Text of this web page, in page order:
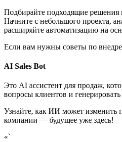
Подбирайте подходящие решения
Начните с небольшого проекта,
расширяйте автоматизацию на
Если вам нужны советы по
AI Sales Bot
Это AI ассистент для продаж,
вопросы клиентов и
Узнайте, как ИИ может изменить
компании — будущее уже здесь!
«`